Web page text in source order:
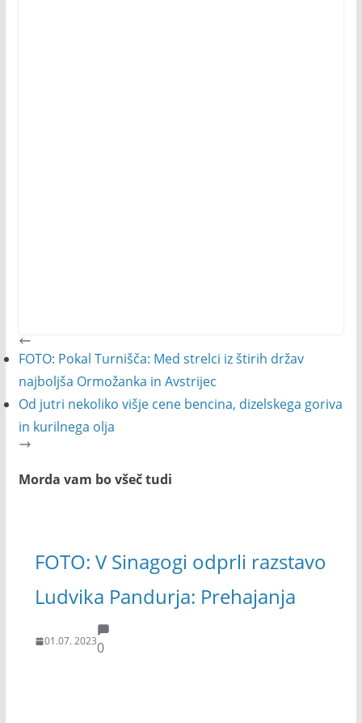
FOTO: Pokal Turnišča: Med strelci iz štirih držav
najboljša Ormožanka in Avstrijec
Od jutri nekoliko višje cene bencina, dizelskega goriva
in kurilnega olja
Morda vam bo všeč tudi
FOTO: V Sinagogi odprli razstavo
Ludvika Pandurja: Prehajanja
01.07. 20230